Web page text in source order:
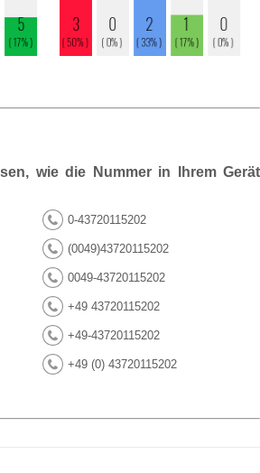
wie die Nummer in Ihrem Gerät
0-43720115202
(0049)43720115202
0049-43720115202
+49 43720115202
+49-43720115202
+49 (0) 43720115202